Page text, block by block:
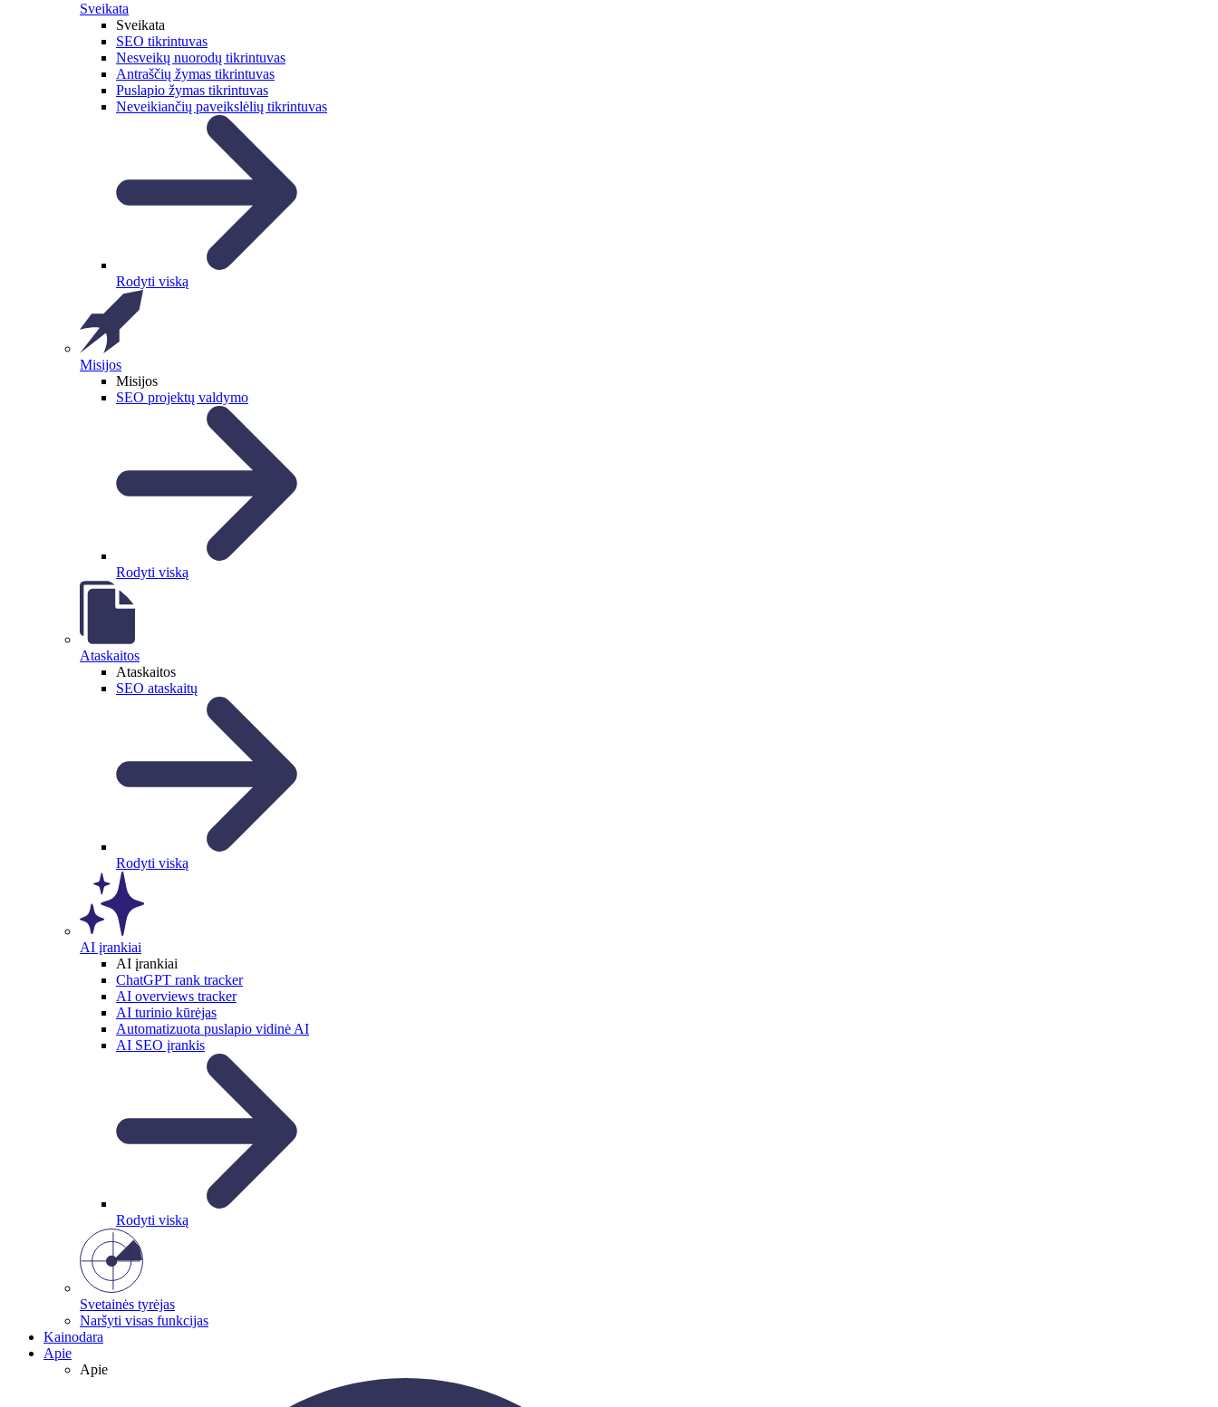
Sveikata
Sveikata
SEO tikrintuvas
Nesveikų nuorodų tikrintuvas
Antraščių žymas tikrintuvas
Puslapio žymas tikrintuvas
Neveikiančių paveikslėlių tikrintuvas
Rodyti viską
Misijos
Misijos
SEO projektų valdymo
Rodyti viską
Ataskaitos
Ataskaitos
SEO ataskaitų
Rodyti viską
AI įrankiai
AI įrankiai
ChatGPT rank tracker
AI overviews tracker
AI turinio kūrėjas
Automatizuota puslapio vidinė AI
AI SEO įrankis
Rodyti viską
Svetainės tyrėjas
Naršyti visas funkcijas
Kainodara
Apie
Apie